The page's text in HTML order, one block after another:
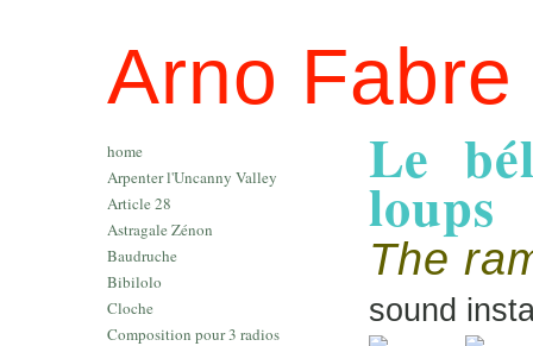
Arno Fabre
home
Arpenter l'Uncanny Valley
Article 28
Astragale Zénon
Baudruche
Bibilolo
Cloche
Composition pour 3 radios
Le
loups
The
sound